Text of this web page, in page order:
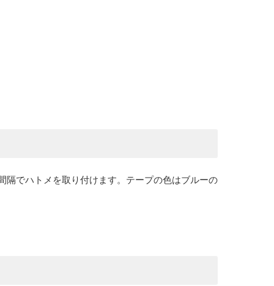
隔でハトメを取り付けます。テープの色はブルーの